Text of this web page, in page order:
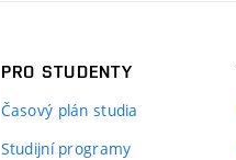
PRO STUDENTY
Časový plán studia
Studijní programy